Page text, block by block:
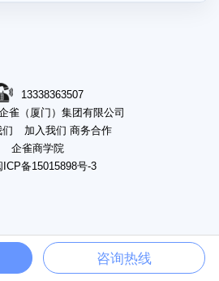
13338363507
雀（厦门）集团有限公司
们
加入我们 商务合作
企雀商学院
备15015898号-3
咨询热线